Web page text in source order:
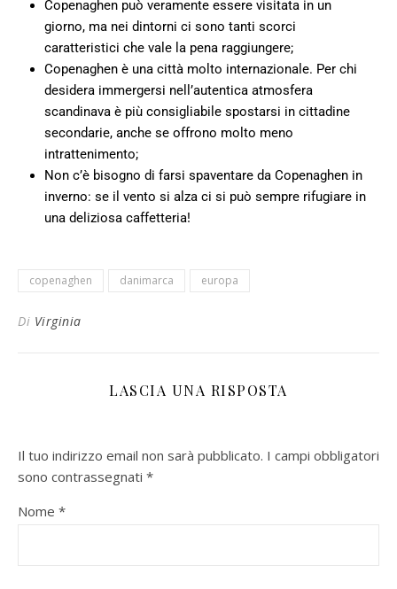
Copenaghen può veramente essere visitata in un
giorno, ma nei dintorni ci sono tanti scorci
caratteristici che vale la pena raggiungere;
Copenaghen è una città molto internazionale. Per chi
desidera immergersi nell’autentica atmosfera
scandinava è più consigliabile spostarsi in cittadine
secondarie, anche se offrono molto meno
intrattenimento;
Non c’è bisogno di farsi spaventare da Copenaghen in
inverno: se il vento si alza ci si può sempre rifugiare in
una deliziosa caffetteria!
copenaghen danimarca europa
Di Virginia
LASCIA UNA RISPOSTA
Il tuo indirizzo email non sarà pubblicato. I campi obbligatori
sono contrassegnati *
Nome *